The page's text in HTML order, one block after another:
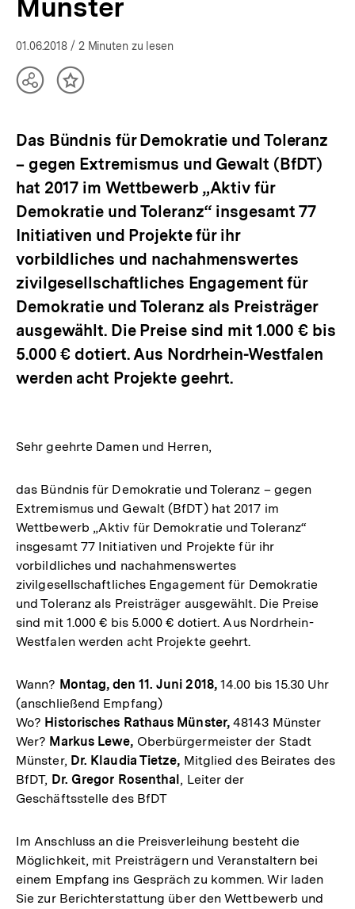
Münster
01.06.2018 / 2 Minuten zu lesen
TeilenInhalt
Das Bündnis für Demokratie und Toleranz
– gegen Extremismus und Gewalt (BfDT)
hat 2017 im Wettbewerb „Aktiv für
Demokratie und Toleranz“ insgesamt 77
Initiativen und Projekte für ihr
vorbildliches und nachahmenswertes
zivilgesellschaftliches Engagement für
Demokratie und Toleranz als Preisträger
ausgewählt. Die Preise sind mit 1.000 € bis
5.000 € dotiert. Aus Nordrhein-Westfalen
werden acht Projekte geehrt.
Sehr geehrte Damen und Herren,
das Bündnis für Demokratie und Toleranz – gegen
Extremismus und Gewalt (BfDT) hat 2017 im
Wettbewerb „Aktiv für Demokratie und Toleranz“
insgesamt 77 Initiativen und Projekte für ihr
vorbildliches und nachahmenswertes
zivilgesellschaftliches Engagement für Demokratie
und Toleranz als Preisträger ausgewählt. Die Preise
sind mit 1.000 € bis 5.000 € dotiert. Aus Nordrhein-
Westfalen werden acht Projekte geehrt.
Wann? Montag, den 11. Juni 2018, 14.00 bis 15.30 Uhr
(anschließend Empfang)
Wo? Historisches Rathaus Münster, 48143 Münster
Wer? Markus Lewe, Oberbürgermeister der Stadt
Münster, Dr. Klaudia Tietze, Mitglied des Beirates des
BfDT, Dr. Gregor Rosenthal, Leiter der
Geschäftsstelle des BfDT
Im Anschluss an die Preisverleihung besteht die
Möglichkeit, mit Preisträgern und Veranstaltern bei
einem Empfang ins Gespräch zu kommen. Wir laden
Sie zur Berichterstattung über den Wettbewerb und